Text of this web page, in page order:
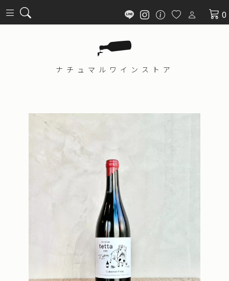
0
ナチュマル ワインストア